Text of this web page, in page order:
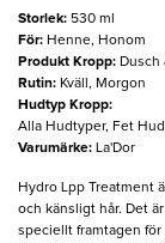
Storlek: 530 ml
För: Henne, Honom
Produkt Kropp: Dusch
Rutin: Kväll, Morgon
Hudtyp Kropp:
Alla Hudtyper, Fet
Varumärke: La'Dor
Hydro Lpp Treatment
och känsligt hår. Det
speciellt framtagen